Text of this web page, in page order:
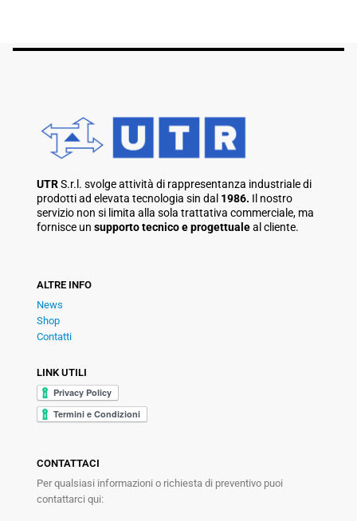
UTRS.r.l. svolge attività di rappresentanza industriale di
prodotti ad elevata tecnologia sin dal 1986. Il nostro
servizio non si limita alla sola trattativa commerciale, ma
fornisce un supporto tecnico e progettualeal cliente.
ALTRE INFO
News
Shop
Contatti
LINK UTILI
CONTATTACI
Per qualsiasi informazioni o richiesta di preventivo puoi
contattarci qui: